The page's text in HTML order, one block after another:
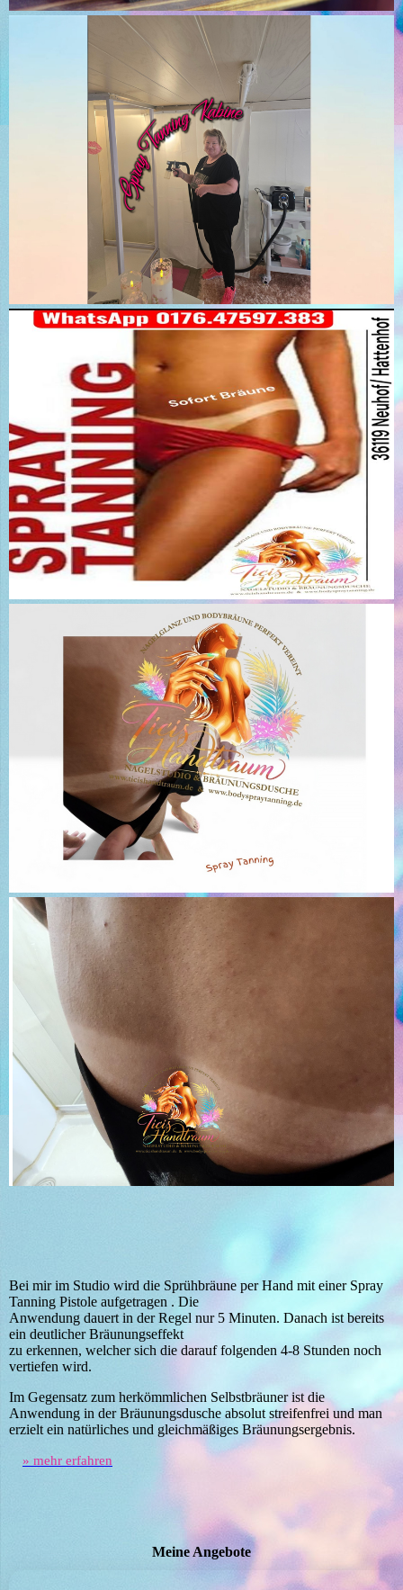
Bei mir im Studio wird die Sprühbräune per Hand mit einer Spray
Tanning Pistole aufgetragen . Die
Anwendung dauert in der Regel nur 5 Minuten. Danach ist bereits
ein deutlicher Bräunungseffekt
zu erkennen, welcher sich die darauf folgenden 4-8 Stunden noch
vertiefen wird.
Im Gegensatz zum herkömmlichen Selbstbräuner ist die
Anwendung in der Bräunungsdusche absolut streifenfrei und man
erzielt ein natürliches und gleichmäßiges Bräunungsergebnis.
» mehr erfahren
Meine Angebote